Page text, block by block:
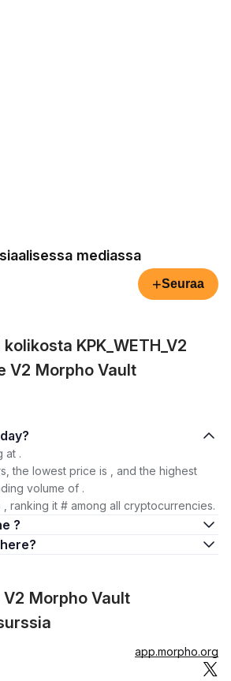
mediassa
+Seuraa
KPK_WETH_V2
V2 Morpho Vault
is today?
at .
the lowest price is , and the highest
volume of .
ranking it # among all cryptocurrencies.
?
are there?
V2 Morpho Vault
app.morpho.org